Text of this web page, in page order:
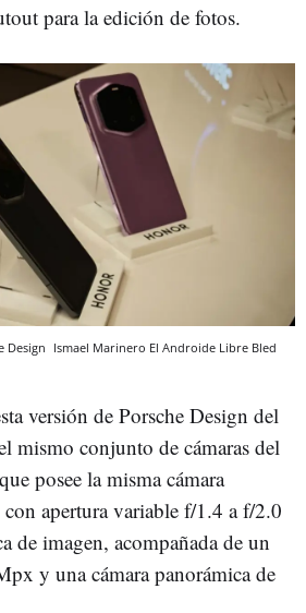
para la edición de fotos.
Design Ismael Marinero El Androide Libre Bled
versión de Porsche Design del
mismo conjunto de cámaras del
posee la misma cámara
apertura variable f/1.4 a f/2.0
de imagen, acompañada de un
y una cámara panorámica de